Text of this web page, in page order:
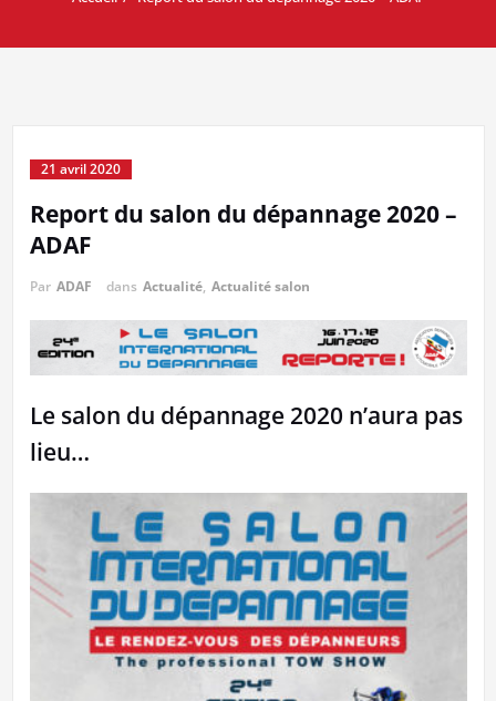
21 avril 2020
Report du salon du dépannage 2020 –
ADAF
Par ADAF dans Actualité, Actualité salon
Le salon du dépannage 2020 n’aura pas
lieu…